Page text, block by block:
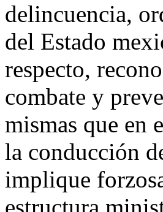
delincuencia,
del Estado
respecto,
combate y
mismas que en
la conducción
implique